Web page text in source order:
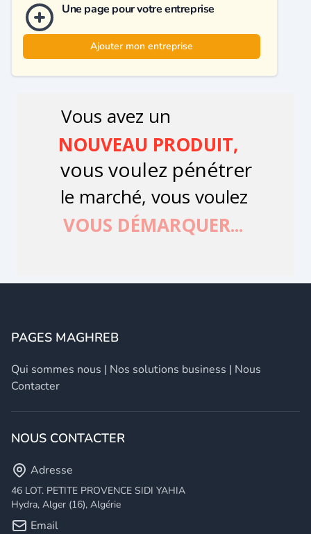
Une page pour votre entreprise
Ajouter mon entreprise
PAGES MAGHREB
Qui sommes nous | Nos solutions business | Nous
Contacter
NOUS CONTACTER
Adresse
46 LOT. PETITE PROVENCE SIDI YAHIA
Hydra, Alger (16), Algérie
Email